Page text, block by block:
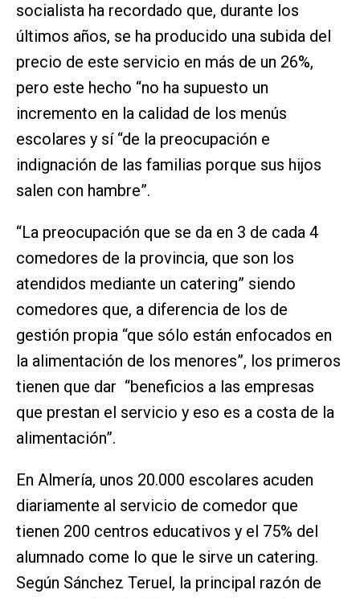
socialista ha recordado que, durante los
últimos años, se ha producido una subida del
precio de este servicio en más de un 26%,
pero este hecho “no ha supuesto un
incremento en la calidad de los menús
escolares y sí “de la preocupación e
indignación de las familias porque sus hijos
salen con hambre”.
“La preocupación que se da en 3 de cada 4
comedores de la provincia, que son los
atendidos mediante un catering” siendo
comedores que, a diferencia de los de
gestión propia “que sólo están enfocados en
la alimentación de los menores”, los primeros
tienen que dar “beneficios a las empresas
que prestan el servicio y eso es a costa de la
alimentación”.
En Almería, unos 20.000 escolares acuden
diariamente al servicio de comedor que
tienen 200 centros educativos y el 75% del
alumnado come lo que le sirve un catering.
Según Sánchez Teruel, la principal razón de